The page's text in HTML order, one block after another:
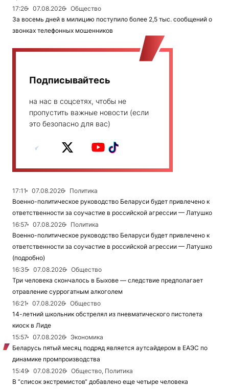
17:26
07.08.2026
Общество
За восемь дней в милицию поступило более 2,5 тыс. сообщений о
звонках телефонных мошенников
Подписывайтесь
на нас в соцсетях, чтобы не
пропустить важные новости (если
это безопасно для вас)
17:11 07.08.2026
Политика
Военно-политическое руководство Беларуси будет привлечено к
ответственности за соучастие в российской агрессии — Латушко
16:57
07.08.2026
Политика
Военно-политическое руководство Беларуси будет привлечено к
ответственности за соучастие в российской агрессии — Латушко
(подробно)
16:35
07.08.2026
Общество
Три человека скончалось в Быхове — следствие предполагает
отравление суррогатным алкоголем
16:21
07.08.2026
Общество
14-летний школьник обстрелял из пневматического пистолета
киоск в Лиде
15:57
07.08.2026
Экономика
Беларусь пятый месяц подряд является аутсайдером в ЕАЭС по
динамике промпроизводства
15:49
07.08.2026
Общество, Политика
В “список экстремистов“ добавлено еще четыре человека